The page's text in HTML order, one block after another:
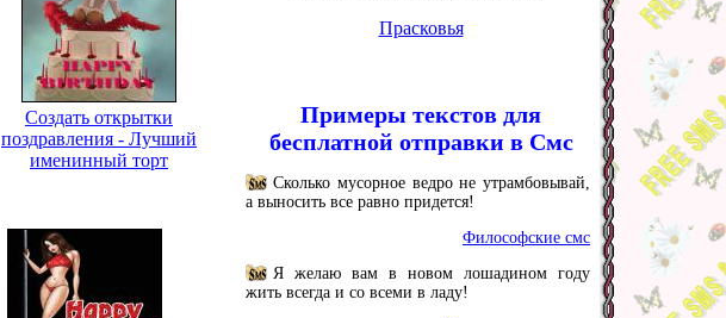
Создать открытки
поздравления - Лучший
именинный торт
Прасковья
Примеры текстов для
бесплатной отправки в Смс
Сколько мусорное ведро не утрамбовывай,
а выносить все равно придется!
Философские смс
Я желаю вам в новом лошадином году
жить всегда и со всеми в ладу!